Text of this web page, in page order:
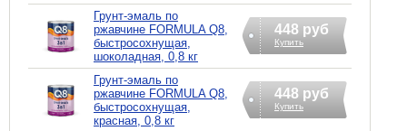
Грунт-эмаль по
ржавчине FORMULA Q8,
быстросохнущая,
шоколадная, 0,8 кг
448 руб
Купить
Грунт-эмаль по
ржавчине FORMULA Q8,
быстросохнущая,
красная, 0,8 кг
448 руб
Купить